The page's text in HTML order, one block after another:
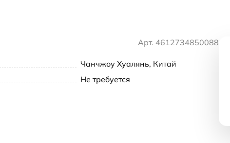
Арт. 4612734850088
Чанчжоу Хуалянь, Китай
Не требуется